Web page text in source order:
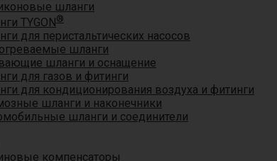
шланги
TYGON®
для перистальтических насосов
шланги
шланги и оснащение
для газов и фитинги
для кондиционирования воздуха и фитинги
шланги и наконечники
шланги и соединители
компенсаторы